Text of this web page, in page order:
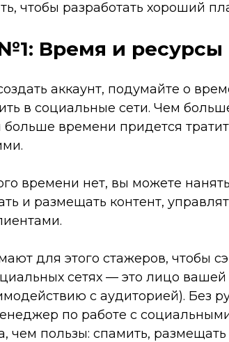
чтобы разработать хороший
Время и ресурсы
аккаунт, подумайте о
в социальные сети. Чем
больше времени придется
времени нет, вы можете
и размещать контент,
для этого стажеров, чтобы
сетях — это лицо
с аудиторией). Без
по работе с
чем пользы: спамить,